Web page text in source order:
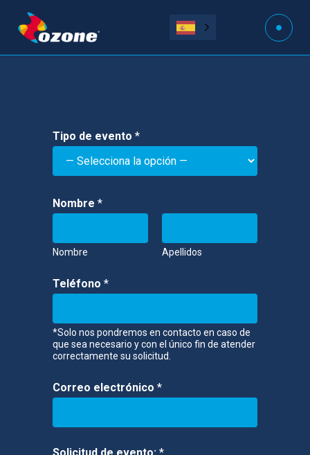
Tipo de evento *
Nombre *
Nombre Apellidos
e
p
r
t
i
*
u
Teléfono *
*Solo nos pondremos en contacto en caso de
que sea necesario y con el único fin de atender
correctamente su solicitud.
Correo electrónico *